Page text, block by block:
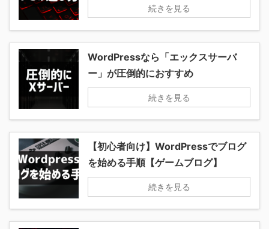
続きを見る
WordPressなら「エックスサーバ
ー」が圧倒的におすすめ
続きを見る
【初心者向け】WordPressでブログ
を始める手順【ゲームブログ】
続きを見る